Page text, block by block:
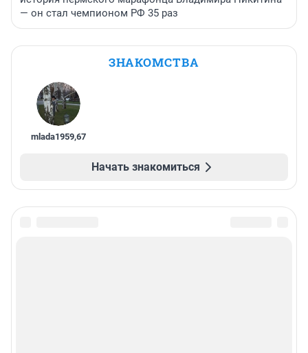
— он стал чемпионом РФ 35 раз
ЗНАКОМСТВА
mlada1959,67
Начать знакомиться